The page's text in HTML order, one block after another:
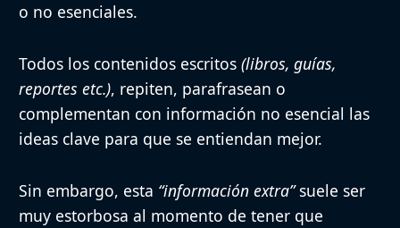
o no esenciales.
Todos los contenidos escritos (libros, guías,
reportes etc.), repiten, parafrasean o
complementan con información no esencial las
ideas clave para que se entiendan mejor.
Sin embargo, esta “información extra”suele ser
muy estorbosa al momento de tener que